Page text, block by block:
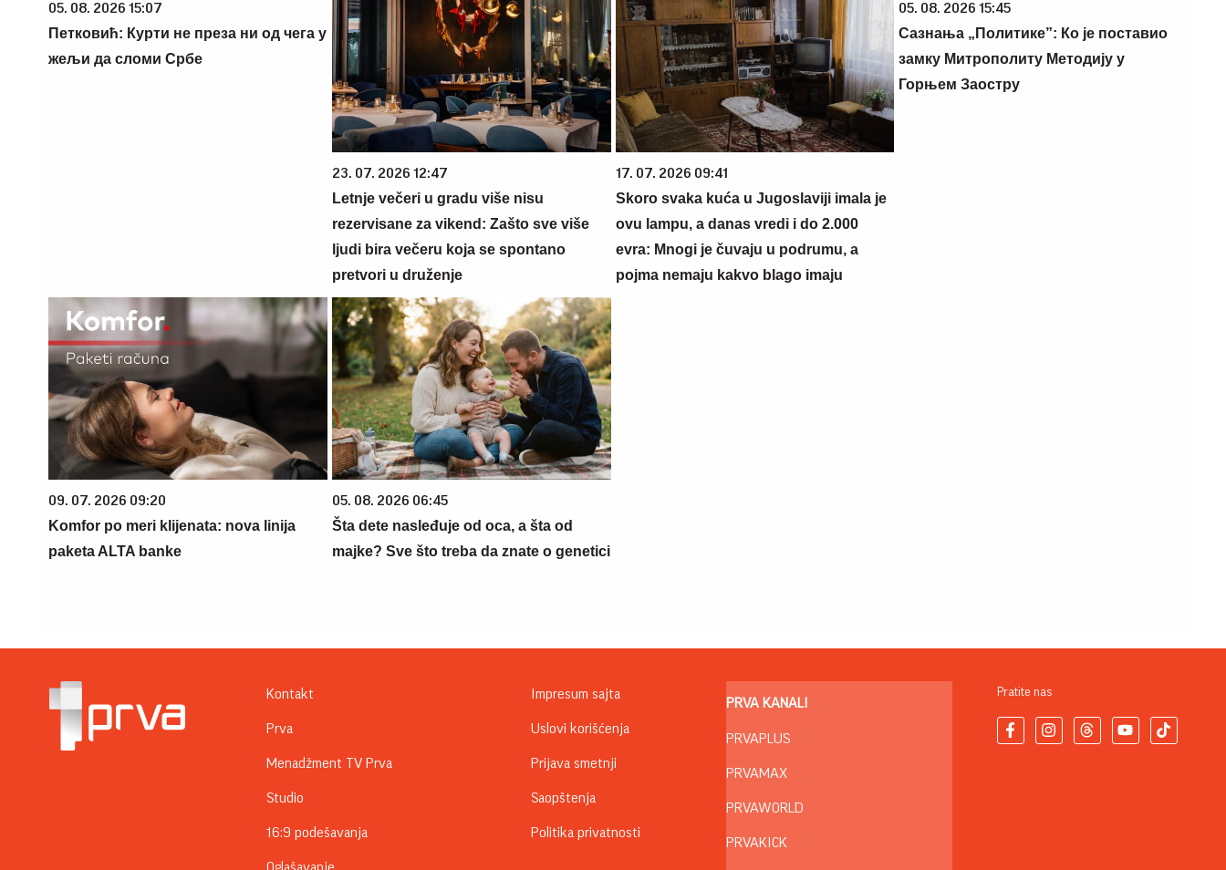
05. 08. 2026 15:07
Петковић: Курти не преза ни од чега у
жељи да сломи Србе
23. 07. 2026 12:47
Letnje večeri u gradu više nisu
rezervisane za vikend: Zašto sve više
ljudi bira večeru koja se spontano
pretvori u druženje
17. 07. 2026 09:41
Skoro svaka kuća u Jugoslaviji imala je
ovu lampu, a danas vredi i do 2.000
evra: Mnogi je čuvaju u podrumu, a
pojma nemaju kakvo blago imaju
05. 08. 2026 15:45
Сазнања „Политике”: Ко је поставио
замку Митрополиту Методију у
Горњем Заостру
09. 07. 2026 09:20
Komfor po meri klijenata: nova linija
paketa ALTA banke
05. 08. 2026 06:45
Šta dete nasleđuje od oca, a šta od
majke? Sve što treba da znate o genetici
Kontakt
Prva
Menadžment TV Prva
Studio
16:9 podešavanja
Impresum sajta
Uslovi korišćenja
Prijava smetnji
Saopštenja
Politika privatnosti
PRVA KANALI
PRVAPLUS
PRVAMAX
PRVAWORLD
PRVAKICK
Pratite nas